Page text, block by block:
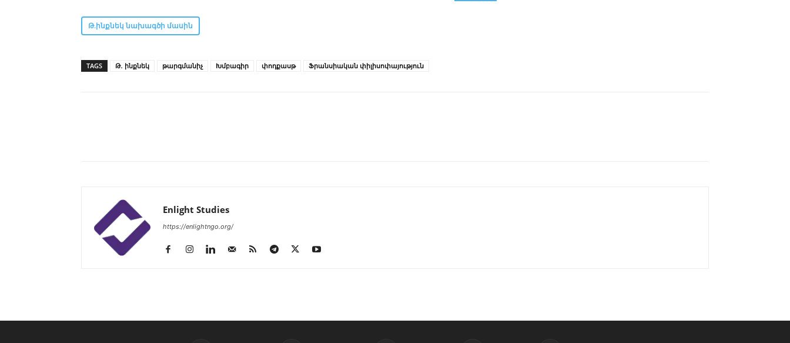
Թ.ինքնեկ նախագծի մասին
TAGS Թ․ ինքնեկ թարգմանիչ Խմբագիր փոդքասթ Ֆրանսիական փիլիսոփայություն
Enlight Studies
https://enlightngo.org/